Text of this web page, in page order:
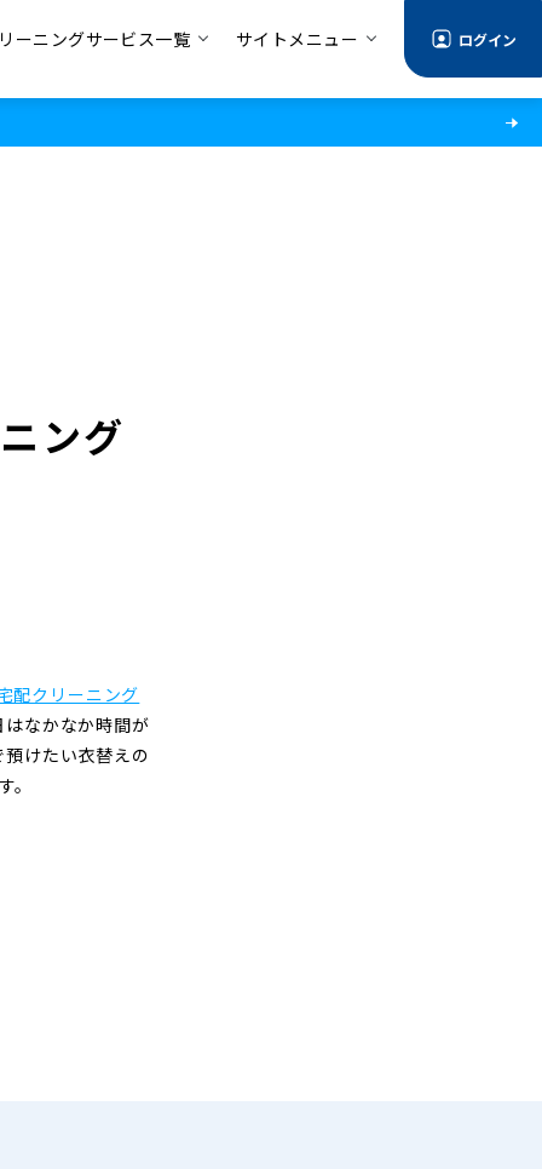
ーニングサービス一覧 サイトメニュー ログイン
ング
配クリーニング
なかなか時間が
けたい衣替えの
。